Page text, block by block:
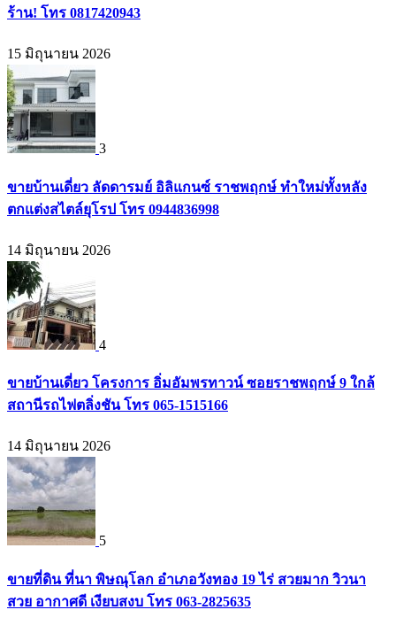
ร้าน! โทร 0817420943
15 มิถุนายน 2026
3
ขายบ้านเดี่ยว ลัดดารมย์ อิลิแกนซ์ ราชพฤกษ์ ทำใหม่ทั้งหลัง
ตกแต่งสไตล์ยุโรป โทร 0944836998
14 มิถุนายน 2026
4
ขายบ้านเดี่ยว โครงการ อิ่มอัมพรทาวน์ ซอยราชพฤกษ์ 9 ใกล้
สถานีรถไฟตลิ่งชัน โทร 065-1515166
14 มิถุนายน 2026
5
ขายที่ดิน ที่นา พิษณุโลก อำเภอวังทอง 19 ไร่ สวยมาก วิวนา
สวย อากาศดี เงียบสงบ โทร 063-2825635